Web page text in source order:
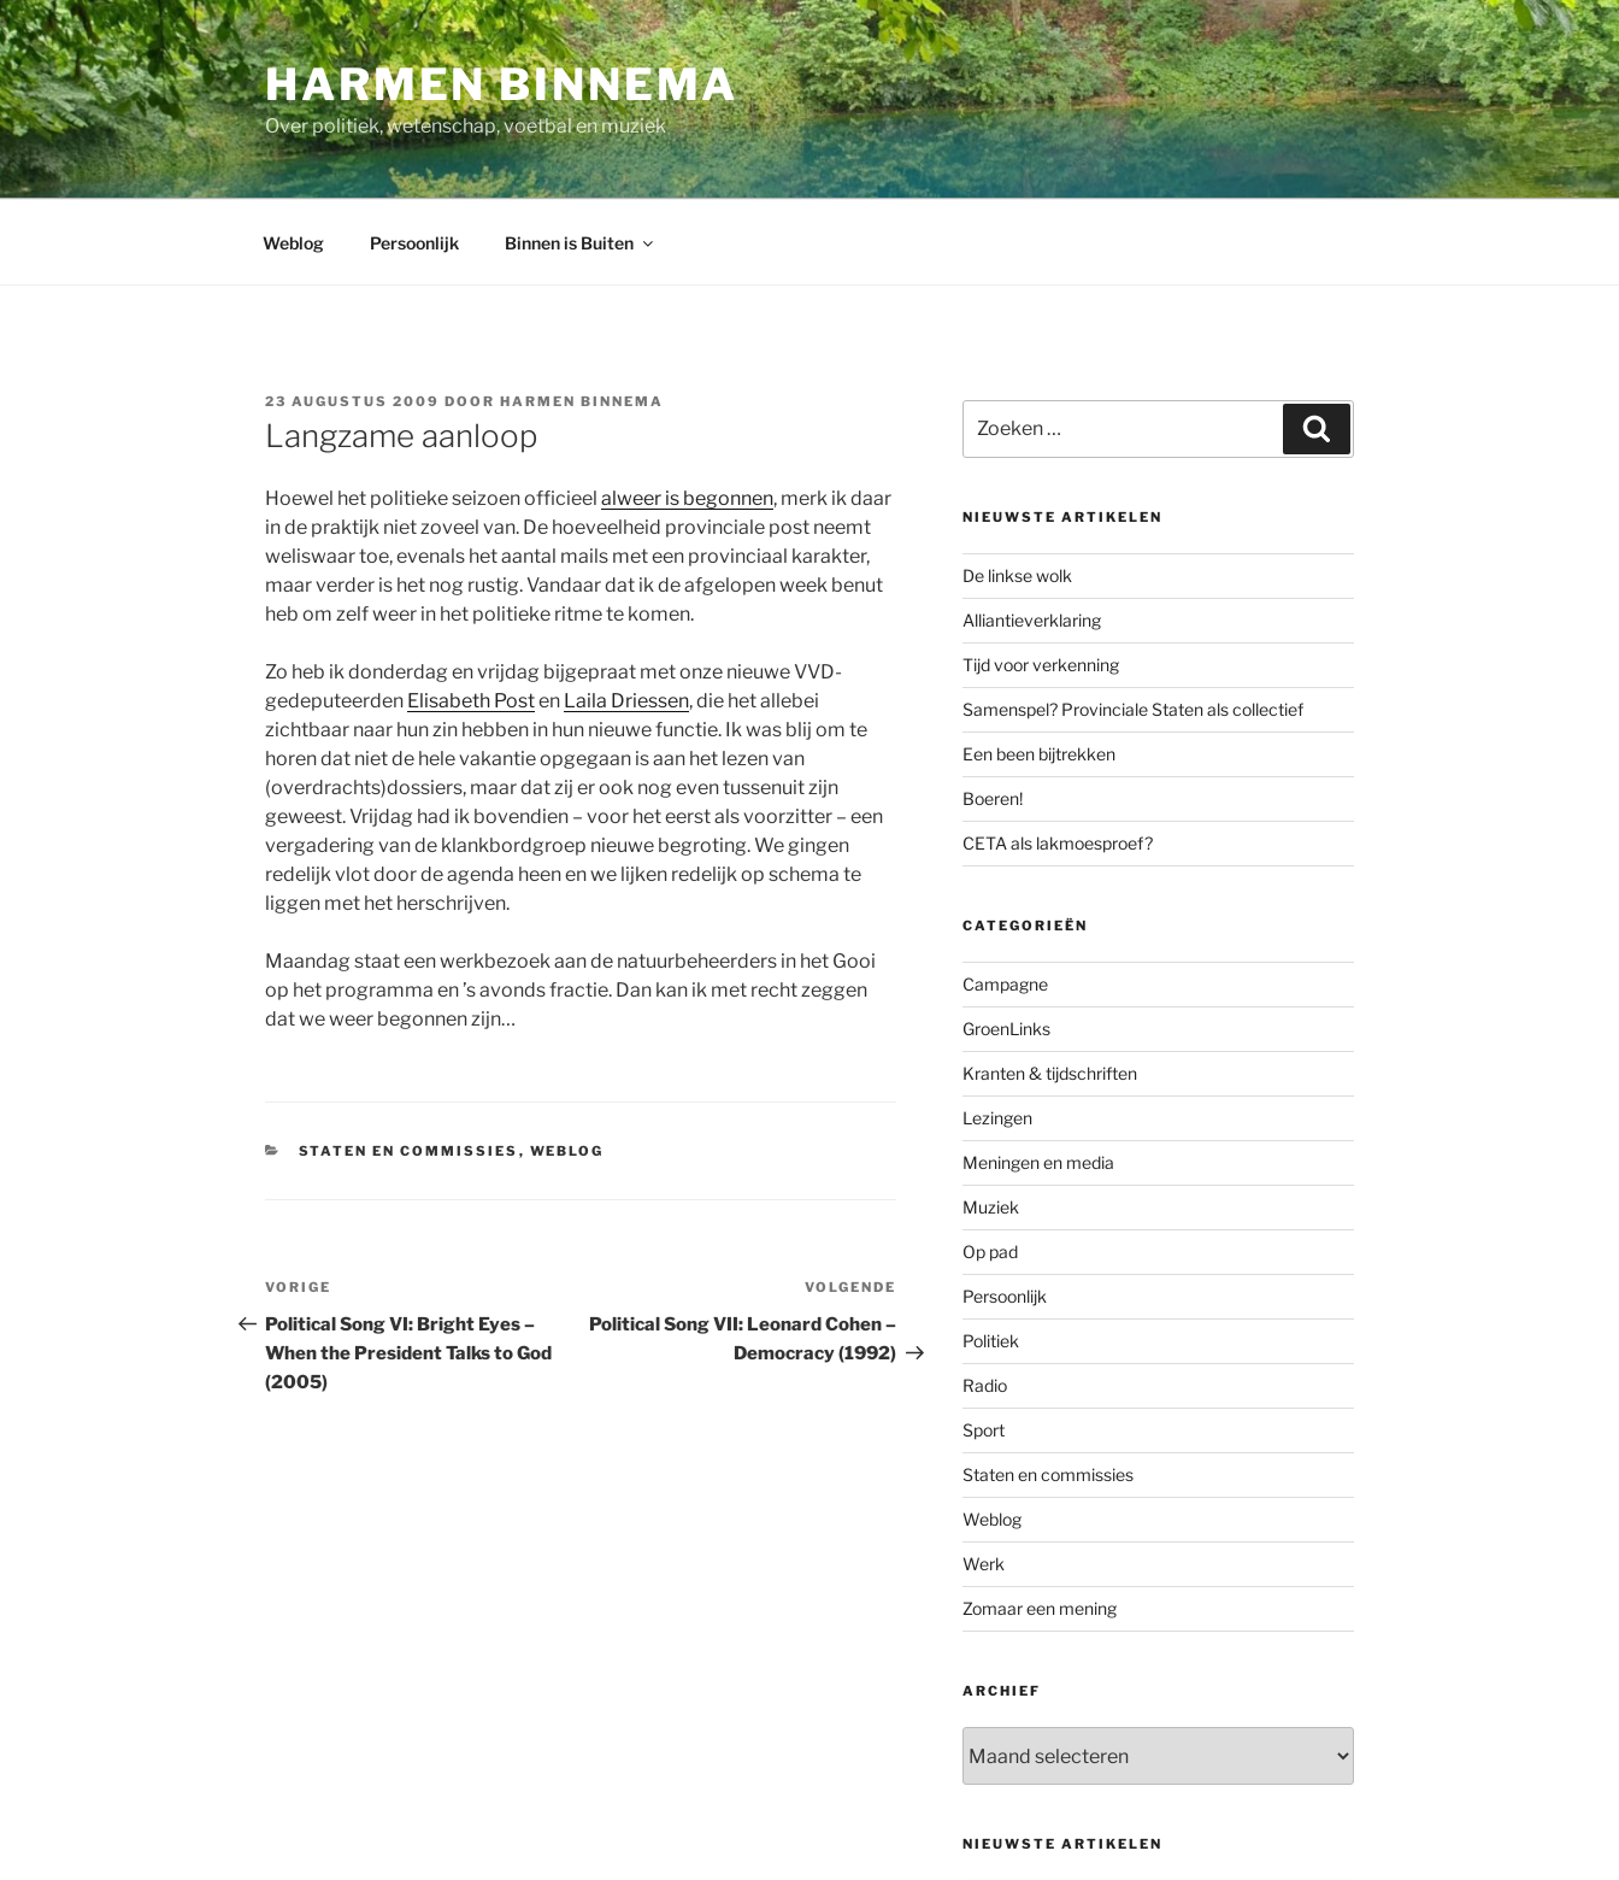
Ga
naar
de
inhoud
HARMEN BINNEMA
Over politiek, wetenschap, voetbal en muziek
Weblog Persoonlijk Binnen is Buiten
GEPLAATST
OP
23 AUGUSTUS 2009 DOOR HARMEN BINNEMA
Langzame aanloop
Hoewel het politieke seizoen officieel alweer is begonnen, merk ik daar
in de praktijk niet zoveel van. De hoeveelheid provinciale post neemt
weliswaar toe, evenals het aantal mails met een provinciaal karakter,
maar verder is het nog rustig. Vandaar dat ik de afgelopen week benut
heb om zelf weer in het politieke ritme te komen.
Zo heb ik donderdag en vrijdag bijgepraat met onze nieuwe VVD-
gedeputeerden Elisabeth Posten Laila Driessen, die het allebei
zichtbaar naar hun zin hebben in hun nieuwe functie. Ik was blij om te
horen dat niet de hele vakantie opgegaan is aan het lezen van
(overdrachts)dossiers, maar dat zij er ook nog even tussenuit zijn
geweest. Vrijdag had ik bovendien – voor het eerst als voorzitter – een
vergadering van de klankbordgroep nieuwe begroting. We gingen
redelijk vlot door de agenda heen en we lijken redelijk op schema te
liggen met het herschrijven.
Maandag staat een werkbezoek aan de natuurbeheerders in het Gooi
op het programma en ’s avonds fractie. Dan kan ik met recht zeggen
dat we weer begonnen zijn…
CATEGORIEËN
STATEN EN COMMISSIES , WEBLOG
Bericht
navigatie
Vorig
bericht
VORIGE
Political Song VI: Bright Eyes –
When the President Talks to God
(2005)
Volgend
bericht
VOLGENDE
Political Song VII: Leonard Cohen –
Democracy (1992)
naar:
NIEUWSTE ARTIKELEN
De linkse wolk
Alliantieverklaring
Tijd voor verkenning
Samenspel? Provinciale Staten als collectief
Een been bijtrekken
Boeren!
CETA als lakmoesproef?
CATEGORIEËN
Campagne
GroenLinks
Kranten & tijdschriften
Lezingen
Meningen en media
Muziek
Op pad
Persoonlijk
Politiek
Radio
Sport
Staten en commissies
Weblog
Werk
Zomaar een mening
ARCHIEF
NIEUWSTE ARTIKELEN